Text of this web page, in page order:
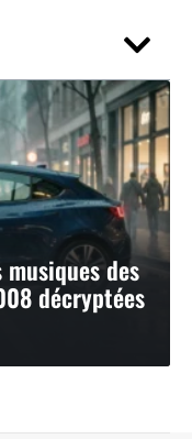
des
décryptées